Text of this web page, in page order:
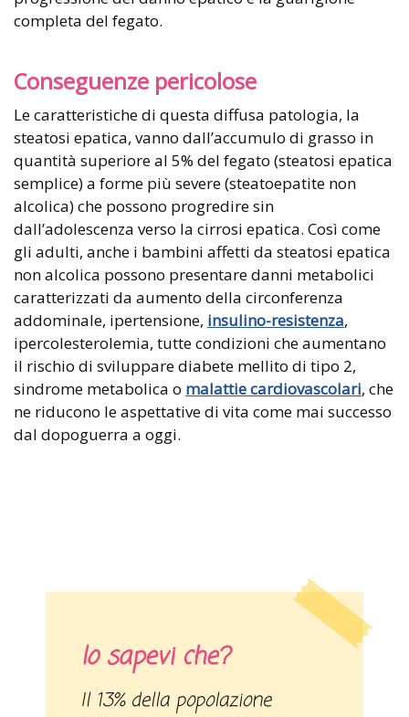
completa del fegato.
Conseguenze pericolose
Le caratteristiche di questa diffusa patologia, la
steatosi epatica, vanno dall’accumulo di grasso in
quantità superiore al 5% del fegato (steatosi epatica
semplice) a forme più severe (steatoepatite non
alcolica) che possono progredire sin
dall’adolescenza verso la cirrosi epatica. Così come
gli adulti, anche i bambini affetti da steatosi epatica
non alcolica possono presentare danni metabolici
caratterizzati da aumento della circonferenza
addominale, ipertensione, insulino-resistenza,
ipercolesterolemia, tutte condizioni che aumentano
il rischio di sviluppare diabete mellito di tipo 2,
sindrome metabolica o malattie cardiovascolari, che
ne riducono le aspettative di vita come mai successo
dal dopoguerra a oggi.
lo sapevi che?
Il 13% della popolazione